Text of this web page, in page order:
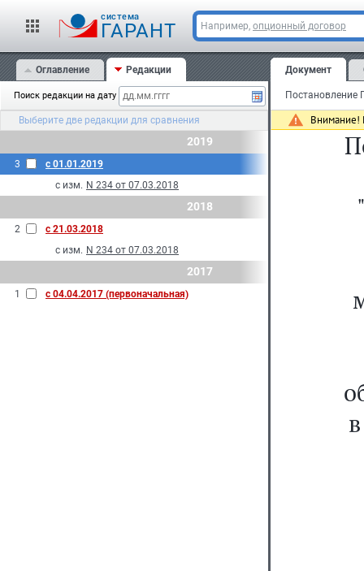
cистема
ГАРАНТ Например, опционный договор
Оглавление Редакции
Поиск редакции на дату
Выберите две редакции для сравнения
2019
3
с 01.01.2019
с изм. N 234 от 07.03.2018
2018
2
с 21.03.2018
с изм. N 234 от 07.03.2018
2017
1 с 04.04.2017 (первоначальная)
Документ
Внимание!